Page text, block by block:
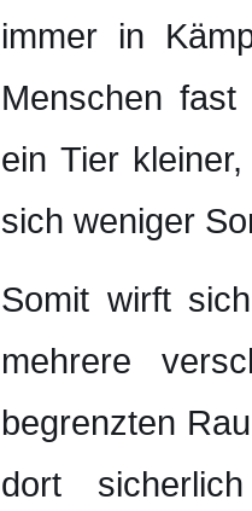
immer in
Menschen
ein Tier
sich weniger
Somit wirft
mehrere
begrenzten
dort